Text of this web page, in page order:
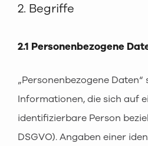
2. Begriffe
2.1 Personenbezogene
„Personenbezogene Daten“
Informationen, die sich auf
identifizierbare Person
DSGVO). Angaben einer